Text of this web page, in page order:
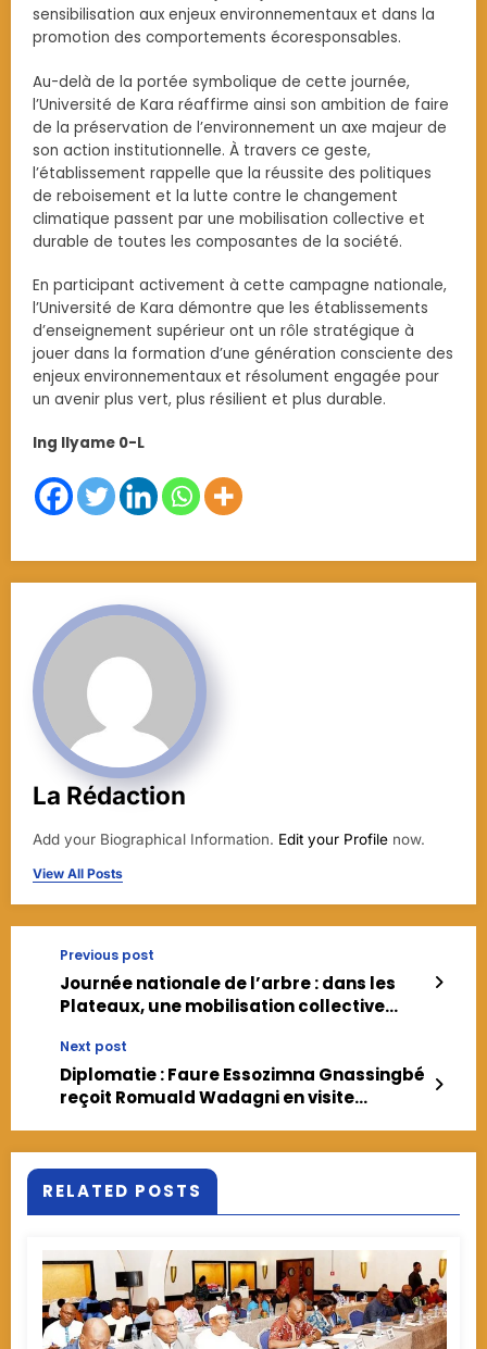
sensibilisation aux enjeux environnementaux et dans la
promotion des comportements écoresponsables.
Au-delà de la portée symbolique de cette journée,
l’Université de Kara réaffirme ainsi son ambition de faire
de la préservation de l’environnement un axe majeur de
son action institutionnelle. À travers ce geste,
l’établissement rappelle que la réussite des politiques
de reboisement et la lutte contre le changement
climatique passent par une mobilisation collective et
durable de toutes les composantes de la société.
En participant activement à cette campagne nationale,
l’Université de Kara démontre que les établissements
d’enseignement supérieur ont un rôle stratégique à
jouer dans la formation d’une génération consciente des
enjeux environnementaux et résolument engagée pour
un avenir plus vert, plus résilient et plus durable.
Ing Ilyame 0-L
La Rédaction
Add your Biographical Information. Edit your Profile now.
View All Posts
Previous post
Journée nationale de l’arbre : dans les
Plateaux, une mobilisation collective
Next post
Diplomatie : Faure Essozimna Gnassingbé
reçoit Romuald Wadagni en visite
RELATED POSTS